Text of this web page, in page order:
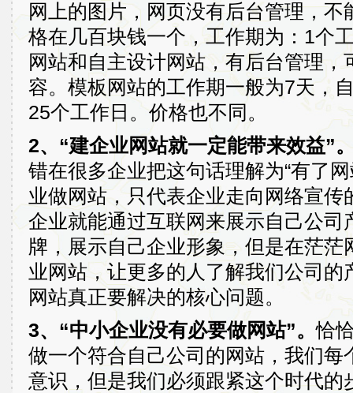
网上的图片，网页没有后台管理，
格在几百块钱一个，工作期为：1个
网站和自主设计网站，有后台管理
容。模板网站的工作期一般为7天，
25个工作日。价格也不同。
2、“建企业网站就一定能带来效益”
错在很多企业把这句话理解为“有了
业做网站，只代表企业走向网络宣
企业就能通过互联网来展示自己公司
牌，展示自己企业形象，但是在茫
业网站，让更多的人了解我们公司
网站真正要解决的核心问题。
3、“中小企业没有必要做网站”。恰
做一个符合自己公司的网站，我们每
意识，但是我们必须跟紧这个时代的